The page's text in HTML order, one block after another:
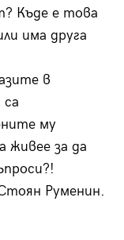
Къде е това
има друга
в
му
живее за да
Руменин.